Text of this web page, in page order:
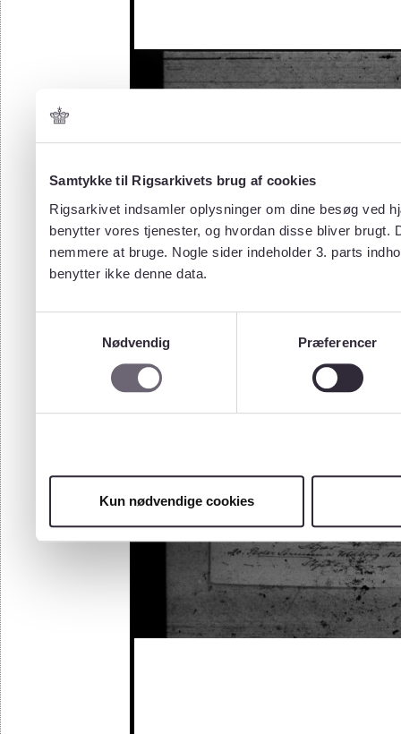
Samtykke til Rigsarkivets brug af cookies
Rigsarkivet indsamler oplysninger om dine besøg ved
benytter vores tjenester, og hvordan disse bliver
nemmere at bruge. Nogle sider indeholder 3. parts
benytter ikke denne data.
Nødvendig
Præferencer
Kun nødvendige cookies